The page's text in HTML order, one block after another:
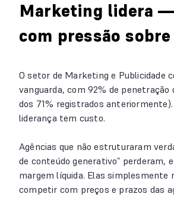
Marketing lidera
com pressão
O setor de Marketing e Publicidade
vanguarda, com 92% de penetração
dos 71% registrados
liderança tem custo.
Agências que não estruturaram
de conteúdo generativo” perderam,
margem líquida. Elas simplesmente
competir com preços e prazos das